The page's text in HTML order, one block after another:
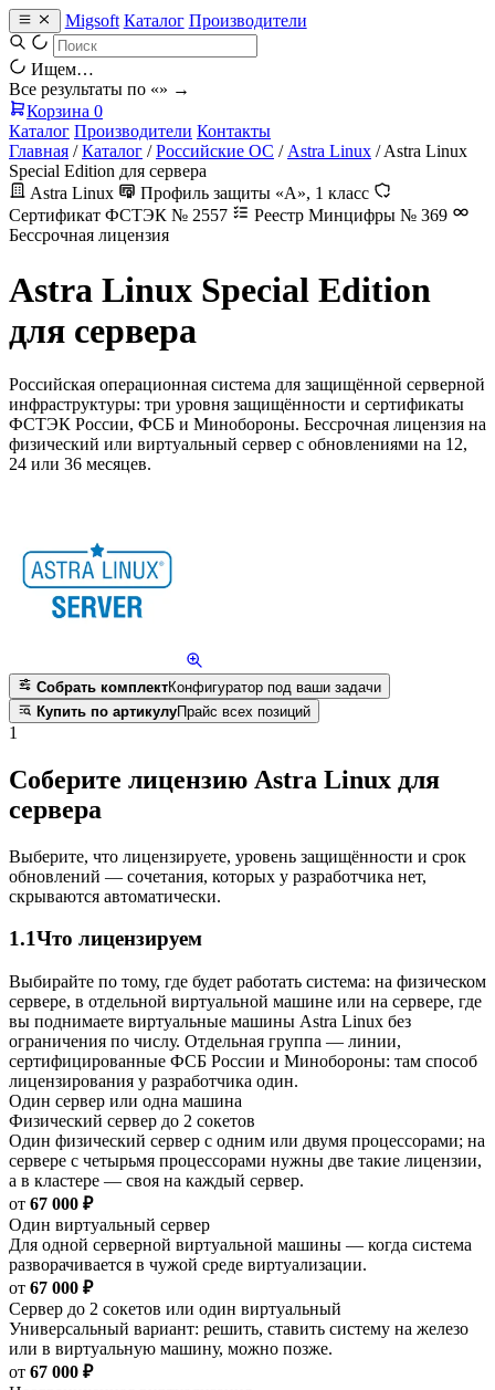
Migsoft Каталог Производители
Ищем…
Все результаты по «» →
Корзина 0
Каталог Производители Контакты
Главная / Каталог / Российские ОС / Astra Linux / Astra Linux
Special Edition для сервера
Astra Linux
Профиль защиты «А», 1 класс
Сертификат ФСТЭК № 2557
Реестр Минцифры № 369
Бессрочная лицензия
Astra Linux Special Edition
для сервера
Российская операционная система для защищённой серверной
инфраструктуры: три уровня защищённости и сертификаты
ФСТЭК России, ФСБ и Минобороны. Бессрочная лицензия на
физический или виртуальный сервер с обновлениями на 12,
24 или 36 месяцев.
Собрать комплектКонфигуратор под ваши задачи
Купить по артикулуПрайс всех позиций
1
Соберите лицензию Astra Linux для
сервера
Выберите, что лицензируете, уровень защищённости и срок
обновлений — сочетания, которых у разработчика нет,
скрываются автоматически.
1.1Что лицензируем
Выбирайте по тому, где будет работать система: на физическом
сервере, в отдельной виртуальной машине или на сервере, где
вы поднимаете виртуальные машины Astra Linux без
ограничения по числу. Отдельная группа — линии,
сертифицированные ФСБ России и Минобороны: там способ
лицензирования у разработчика один.
Один сервер или одна машина
Физический сервер до 2 сокетов
Один физический сервер с одним или двумя процессорами; на
сервере с четырьмя процессорами нужны две такие лицензии,
а в кластере — своя на каждый сервер.
от 67 000 ₽
Один виртуальный сервер
Для одной серверной виртуальной машины — когда система
разворачивается в чужой среде виртуализации.
от 67 000 ₽
Сервер до 2 сокетов или один виртуальный
Универсальный вариант: решить, ставить систему на железо
или в виртуальную машину, можно позже.
от 67 000 ₽